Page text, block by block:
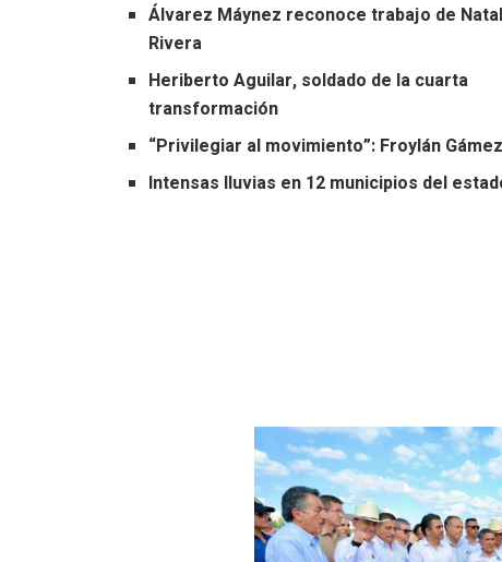
Álvarez Máynez reconoce trabajo de
Rivera
Heriberto Aguilar, soldado de la cuarta
transformación
“Privilegiar al movimiento”: Froylán Gámez
Intensas lluvias en 12 municipios del